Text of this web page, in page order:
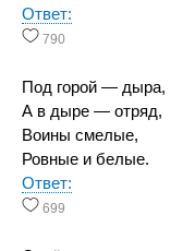
Ответ:
790
Под горой — дыра,
А в дыре — отряд,
Воины смелые,
Ровные и белые.
Ответ:
699